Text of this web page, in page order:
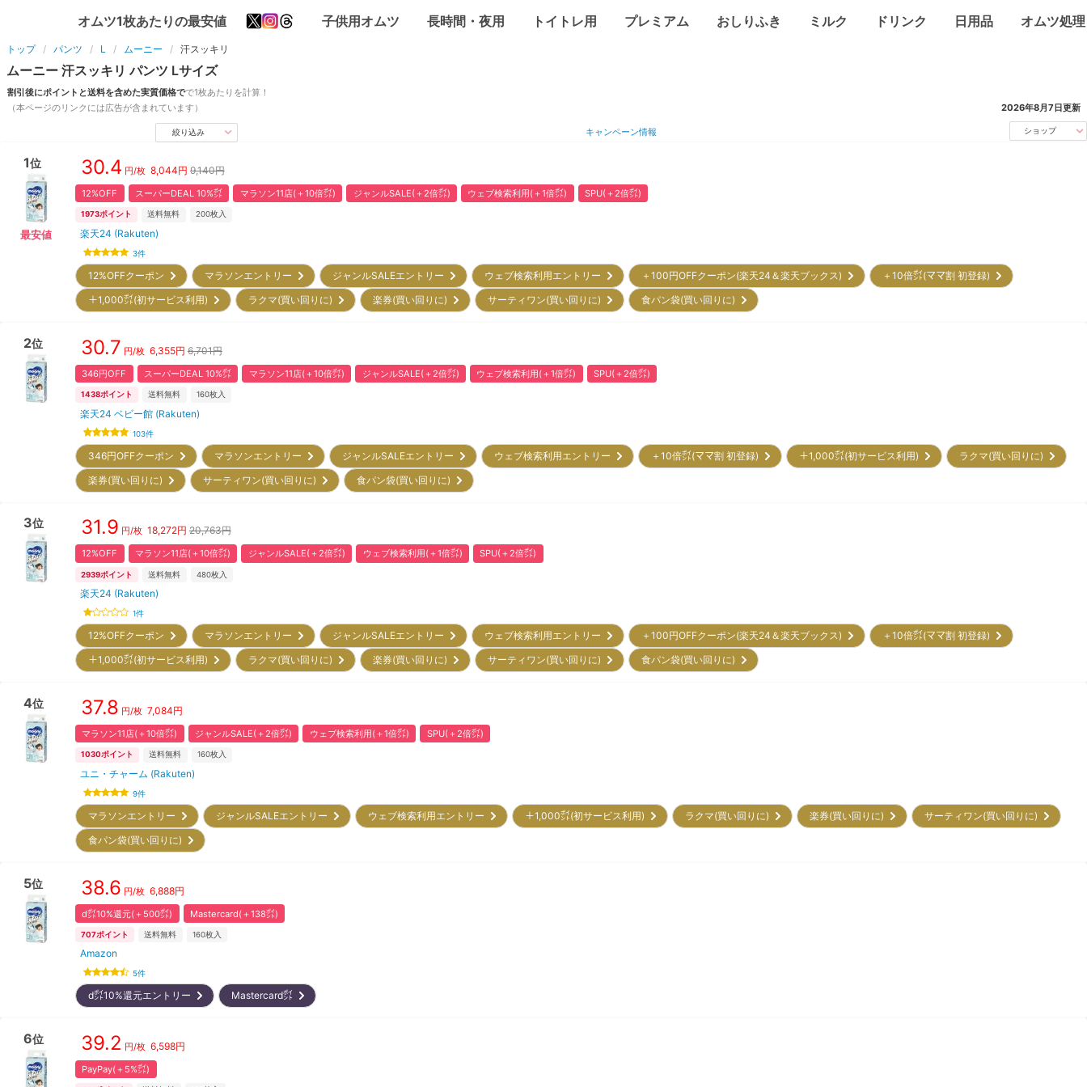
オムツ1枚あたりの最安値 子供用オムツ 長時間・夜用 トイトレ用 プレミアム おしりふき ミルク ドリンク 日用品 オムツ処理
トップ パンツ L ムーニー 汗スッキリ
ムーニー 汗スッキリ パンツ Lサイズ
割引後にポイントと送料を含めた実質価格でで1枚あたりを計算！
（本ページのリンクには広告が含まれています）
2026年8月7日更新
絞り込み キャンペーン情報 ショップ
1位
最安値
30.4 円/枚 8,044円 9,140円
12%OFF スーパーDEAL 10%㌽ マラソン11店(＋10倍㌽) ジャンルSALE(＋2倍㌽) ウェブ検索利用(＋1倍㌽) SPU(＋2倍㌽)
1973ポイント 送料無料 200枚入
楽天24 (Rakuten)
3件
12%OFFクーポン マラソンエントリー ジャンルSALEエントリー ウェブ検索利用エントリー ＋100円OFFクーポン(楽天24＆楽天ブックス)
＋10倍㌽(ママ割 初登録)
＋1,000㌽(初サービス利用)
ラクマ(買い回りに) 楽券(買い回りに) サーティワン(買い回りに) 食パン袋(買い回りに)
2位 30.7 円/枚 6,355円 6,701円
346円OFF スーパーDEAL 10%㌽ マラソン11店(＋10倍㌽) ジャンルSALE(＋2倍㌽) ウェブ検索利用(＋1倍㌽) SPU(＋2倍㌽)
1438ポイント 送料無料 160枚入
楽天24 ベビー館 (Rakuten)
103件
346円OFFクーポン マラソンエントリー ジャンルSALEエントリー ウェブ検索利用エントリー ＋10倍㌽(ママ割 初登録) ＋1,000㌽(初サービス利用)
ラクマ(買い回りに)
楽券(買い回りに)
サーティワン(買い回りに) 食パン袋(買い回りに)
3位 31.9 円/枚 18,272円 20,763円
12%OFF マラソン11店(＋10倍㌽) ジャンルSALE(＋2倍㌽) ウェブ検索利用(＋1倍㌽) SPU(＋2倍㌽)
2939ポイント 送料無料 480枚入
楽天24 (Rakuten)
1件
12%OFFクーポン マラソンエントリー ジャンルSALEエントリー ウェブ検索利用エントリー ＋100円OFFクーポン(楽天24＆楽天ブックス)
＋10倍㌽(ママ割 初登録)
＋1,000㌽(初サービス利用)
ラクマ(買い回りに) 楽券(買い回りに) サーティワン(買い回りに) 食パン袋(買い回りに)
4位 37.8 円/枚 7,084円
マラソン11店(＋10倍㌽) ジャンルSALE(＋2倍㌽) ウェブ検索利用(＋1倍㌽) SPU(＋2倍㌽)
1030ポイント 送料無料 160枚入
ユニ・チャーム (Rakuten)
9件
マラソンエントリー ジャンルSALEエントリー ウェブ検索利用エントリー ＋1,000㌽(初サービス利用) ラクマ(買い回りに) 楽券(買い回りに)
サーティワン(買い回りに)
食パン袋(買い回りに)
5位 38.6 円/枚 6,888円
d㌽10%還元(＋500㌽) Mastercard(＋138㌽)
707ポイント 送料無料 160枚入
Amazon
5件
d㌽10%還元エントリー Mastercard㌽
6位 39.2 円/枚 6,598円
PayPay(＋5%㌽)